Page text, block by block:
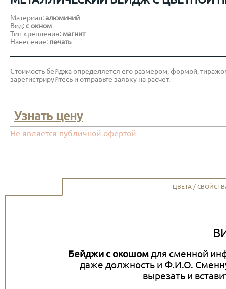
Материал:алюминий
Вид:с окном
Тип крепления: магнит
Нанесение: печать
Стоимость бейджа определяется его размером, формой,
зарегистрируйтесь и отправьте заявку на расчет.
Узнать цену
Не является публичной офертой
ЦВЕТА /
Бейджи с окошомдля сменной
даже должность и Ф.И.О.
вырезать и